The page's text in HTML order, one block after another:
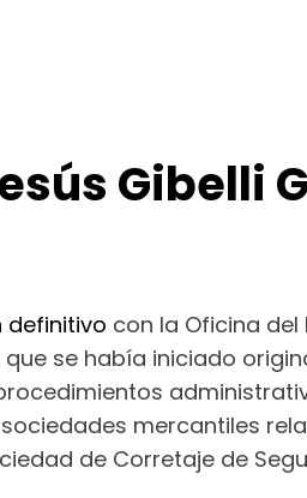
Gibelli
definitivo con la Oficina del
se había iniciado
mercantiles
de Corretaje de